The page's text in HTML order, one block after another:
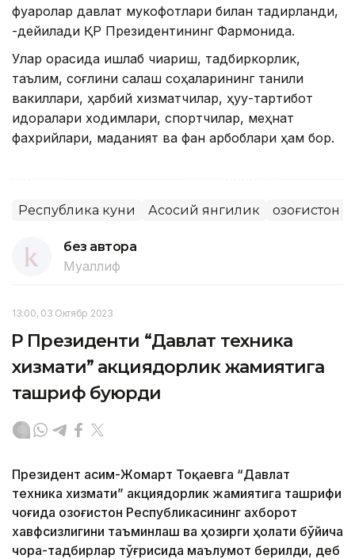
фуқаролар давлат мукофотлари билан тақдирланди,
-дейилади ҚР Президентининг Фармонида.
Улар орасида ишлаб чиқариш, тадбиркорлик,
таълим, соғлиқни сақлаш соҳаларининг таниқли
вакиллари, ҳарбий хизматчилар, ҳуқуқ-тартибот
идоралари ходимлари, спортчилар, меҳнат
фахрийлари, маданият ва фан арбоблари ҳам бор.
Республика куни Асосий янгилик Қозоғистон
без автора
Муаллиф
13:00, 03 Октябр 2023
ҚР Президенти “Давлат техника
хизмати” акциядорлик жамиятига
ташриф буюрди
Президент Қасим-Жомарт Тоқаевга “Давлат
техника хизмати” акциядорлик жамиятига ташрифи
чоғида Қозоғистон Республикасининг ахборот
хавфсизлигини таъминлаш ва ҳозирги ҳолати бўйича
чора-тадбирлар тўғрисида маълумот берилди, деб